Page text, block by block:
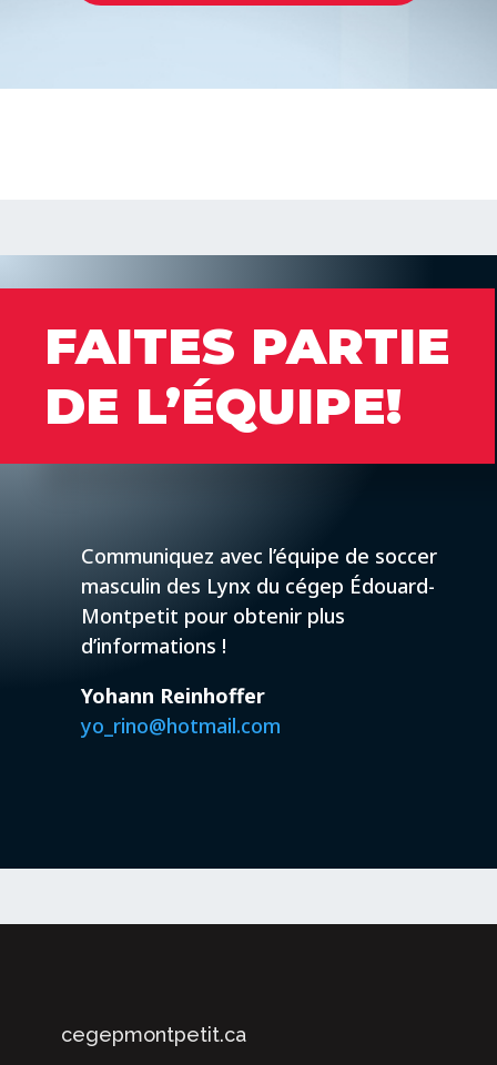
FAITES PARTIE
DE L’ÉQUIPE!
Communiquez avec l’équipe de soccer
masculin des Lynx du cégep Édouard-
Montpetit pour obtenir plus
d’informations !
Yohann Reinhoffer
yo_rino@hotmail.com
cegepmontpetit.ca